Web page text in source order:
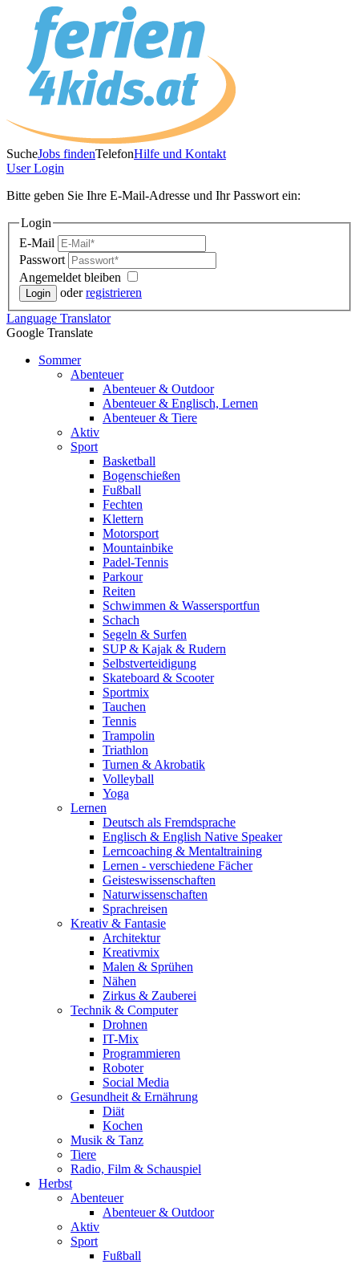
SucheJobs findenTelefonHilfe und Kontakt
UserLogin
Bitte geben Sie Ihre E-Mail-Adresse und Ihr Passwort ein:
Login
E-Mail
Passwort
Angemeldet bleiben
oderregistrieren
Language Translator
Google Translate
Sommer
Abenteuer
Abenteuer & Outdoor
Abenteuer & Englisch, Lernen
Abenteuer & Tiere
Aktiv
Sport
Basketball
Bogenschießen
Fußball
Fechten
Klettern
Motorsport
Mountainbike
Padel-Tennis
Parkour
Reiten
Schwimmen & Wassersportfun
Schach
Segeln & Surfen
SUP & Kajak & Rudern
Selbstverteidigung
Skateboard & Scooter
Sportmix
Tauchen
Tennis
Trampolin
Triathlon
Turnen & Akrobatik
Volleyball
Yoga
Lernen
Deutsch als Fremdsprache
Englisch & English Native Speaker
Lerncoaching & Mentaltraining
Lernen - verschiedene Fächer
Geisteswissenschaften
Naturwissenschaften
Sprachreisen
Kreativ & Fantasie
Architektur
Kreativmix
Malen & Sprühen
Nähen
Zirkus & Zauberei
Technik & Computer
Drohnen
IT-Mix
Programmieren
Roboter
Social Media
Gesundheit & Ernährung
Diät
Kochen
Musik & Tanz
Tiere
Radio, Film & Schauspiel
Herbst
Abenteuer
Abenteuer & Outdoor
Aktiv
Sport
Fußball